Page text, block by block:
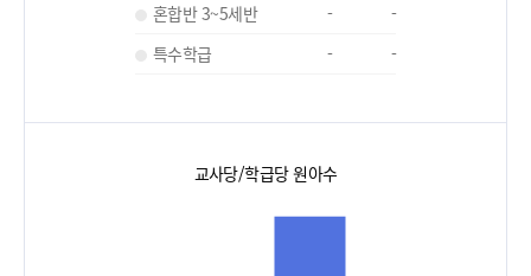
혼합반 3~5세반
-
-
특수학급
- -
교사당/학급당 원아수